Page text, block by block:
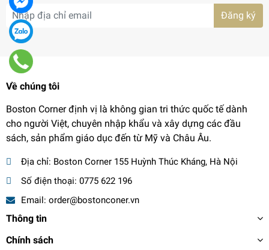
Đăng ký
Về chúng tôi
Boston Corner định vị là không gian tri thức quốc tế dành
cho người Việt, chuyên nhập khẩu và xây dựng các đầu
sách, sản phẩm giáo dục đến từ Mỹ và Châu Âu.
Địa chỉ: Boston Corner 155 Huỳnh Thúc Kháng, Hà Nội
Số điện thoại: 0775 622 196
Email: order@bostonconer.vn
Thông tin
Chính sách